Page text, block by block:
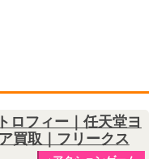
ロフィー｜任天堂ヨ
買取｜フリークス